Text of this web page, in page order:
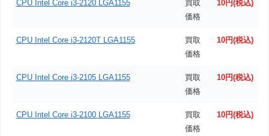
CPU Intel Core i3-2120 LGA1155
買取
価格
10円(税込)
CPU Intel Core i3-2120T LGA1155
買取
価格
10円(税込)
CPU Intel Core i3-2105 LGA1155
買取
価格
10円(税込)
CPU Intel Core i3-2100 LGA1155
買取
価格
10円(税込)